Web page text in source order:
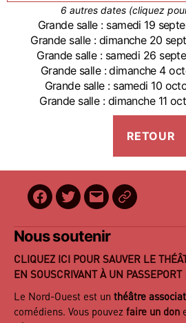
6 autres dates (cliquez
Grande salle : samedi 19
Grande salle : dimanche 20
Grande salle : samedi 26
Grande salle : dimanche 4
Grande salle : samedi 10
Grande salle : dimanche 11
Facebook
Twitter
E-
mail
BilletReduc
Nous soutenir
CLIQUEZ ICI POUR SAUVER LE
EN SOUSCRIVANT À UN PASSEPORT
Le Nord-Ouest est un théâtre
comédiens. Vous pouvez faire un don